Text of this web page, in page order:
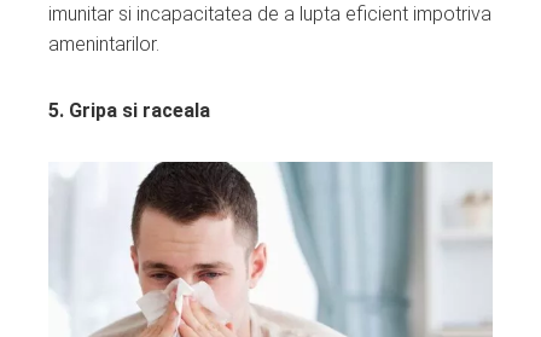
imunitar si incapacitatea de a lupta eficient impotriva
amenintarilor.
5. Gripa si raceala